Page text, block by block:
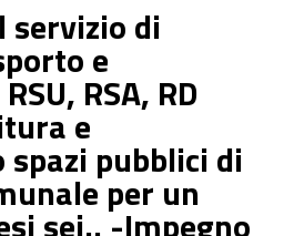
servizio di
e
RSA, RD
e
spazi pubblici di
per un